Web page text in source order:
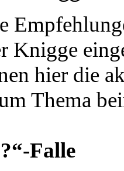
Knigge
hier die
Thema
Falle